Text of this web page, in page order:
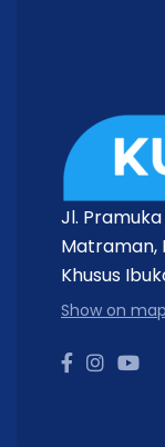
Jl. Pramuka
Matraman,
Khusus
Show on map